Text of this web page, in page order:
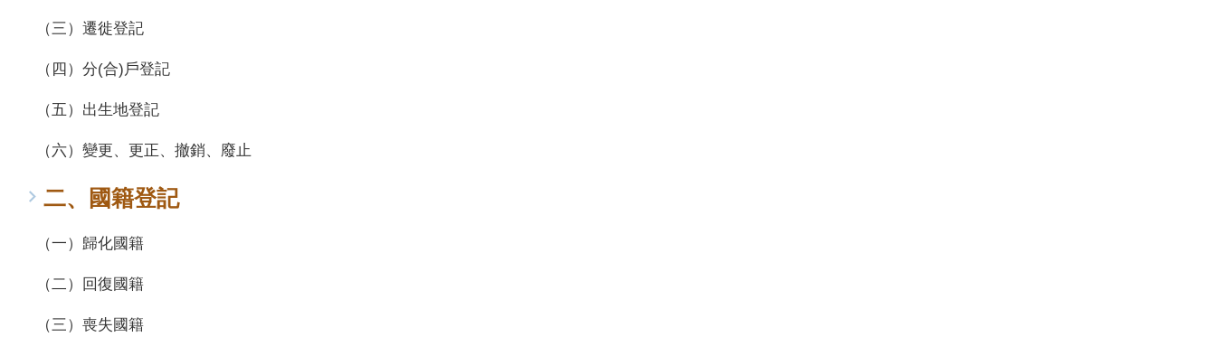
（三）遷徙登記
（四）分(合)戶登記
（五）出生地登記
（六）變更、更正、撤銷、廢止
二、國籍登記
（一）歸化國籍
（二）回復國籍
（三）喪失國籍